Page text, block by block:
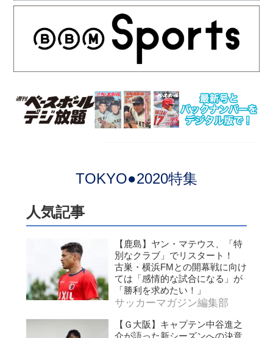
TOKYO●2020特集
人気記事
【鹿島】ヤン・マテウス、「特
別なクラブ」でリスタート！
古巣・横浜FMとの開幕戦に向け
ては「感情的な試合になる」が
「勝利を求めたい！」
サッカーマガジン編集部
【Ｇ大阪】キャプテン中谷進之
介が語った新シーズンへの決意